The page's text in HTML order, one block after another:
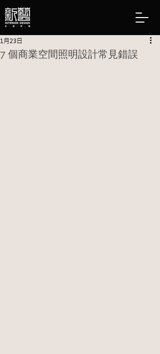
7 個商業空間照明設計常見錯誤
1月23日